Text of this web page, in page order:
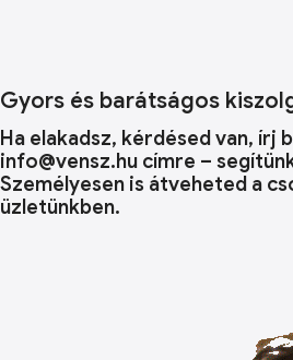
Gyors és barátságos
Ha elakadsz, kérdésed van, írj
info@vensz.hu címre –
Személyesen is átveheted a
üzletünkben.